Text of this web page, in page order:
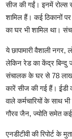
सीज की गईं। इनमें रोल्स
शामिल हैं। कई ठिकानों
का घर भी शामिल था।
ये छापामारी वैशाली नगर,
लेकिन रेड का केंद्र बिन्दु
संचालक के घर से 78 लाख
कारें सीज की गई हैं। ई़डी
वाले कर्मचारियों के साथ
गौरव जैन, ज्योति समेत कई
एनडीटीवी की रिपोर्ट